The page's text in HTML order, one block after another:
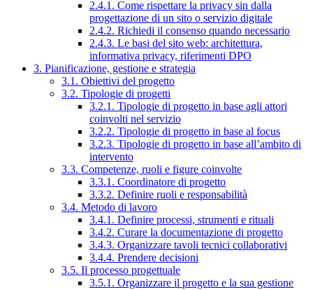
2.4.1. Come rispettare la privacy sin dalla
progettazione di un sito o servizio digitale
2.4.2. Richiedi il consenso quando necessario
2.4.3. Le basi del sito web: architettura,
informativa privacy, riferimenti DPO
3. Pianificazione, gestione e strategia
3.1. Obiettivi del progetto
3.2. Tipologie di progetti
3.2.1. Tipologie di progetto in base agli attori
coinvolti nel servizio
3.2.2. Tipologie di progetto in base al focus
3.2.3. Tipologie di progetto in base all’ambito di
intervento
3.3. Competenze, ruoli e figure coinvolte
3.3.1. Coordinatore di progetto
3.3.2. Definire ruoli e responsabilità
3.4. Metodo di lavoro
3.4.1. Definire processi, strumenti e rituali
3.4.2. Curare la documentazione di progetto
3.4.3. Organizzare tavoli tecnici collaborativi
3.4.4. Prendere decisioni
3.5. Il processo progettuale
3.5.1. Organizzare il progetto e la sua gestione